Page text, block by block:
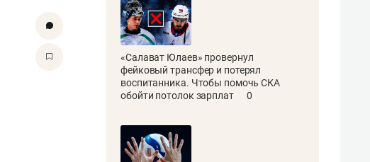
«Салават Юлаев» провернул
фейковый трансфер и потерял
воспитанника. Чтобы помочь СКА
обойти потолок зарплат
0